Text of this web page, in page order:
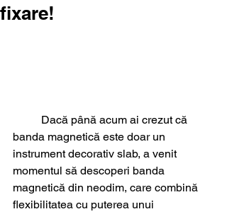
fixare!
banda magnetică este doar un
instrument decorativ slab, a venit
momentul să descoperi banda
magnetică din neodim, care combină
flexibilitatea cu puterea unui